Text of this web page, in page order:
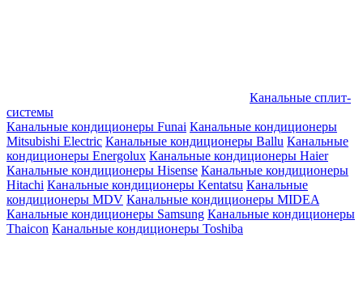
Канальные сплит-
системы
Канальные кондиционеры Funai Канальные кондиционеры
Mitsubishi Electric Канальные кондиционеры Ballu Канальные
кондиционеры Energolux Канальные кондиционеры Haier
Канальные кондиционеры Hisense Канальные кондиционеры
Hitachi Канальные кондиционеры Kentatsu Канальные
кондиционеры MDV Канальные кондиционеры MIDEA
Канальные кондиционеры Samsung Канальные кондиционеры
Thaicon Канальные кондиционеры Toshiba